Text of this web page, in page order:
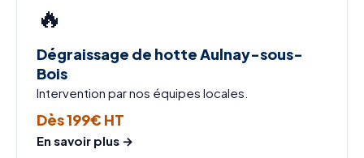
🔥
Dégraissage de hotte Aulnay-sous-
Bois
Intervention par nos équipes locales.
Dès 199€ HT
En savoir plus →